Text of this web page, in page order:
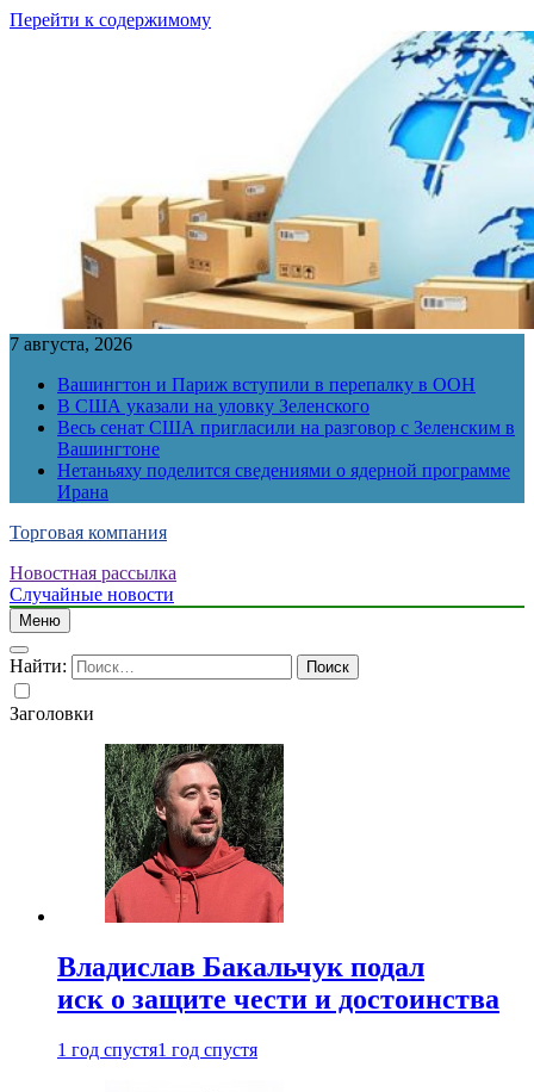
Перейти к содержимому
7 августа, 2026
Вашингтон и Париж вступили в перепалку в ООН
В США указали на уловку Зеленского
Весь сенат США пригласили на разговор с Зеленским в
Вашингтоне
Нетаньяху поделится сведениями о ядерной программе
Ирана
Торговая компания
Новостная рассылка
Случайные новости
Меню
Найти:
Заголовки
Владислав Бакальчук подал
иск о защите чести и достоинства
1 год спустя1 год спустя